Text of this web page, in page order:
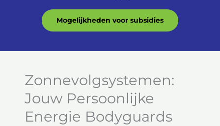
Mogelijkheden voor subsidies
Zonnevolgsystemen:
Jouw Persoonlijke
Energie Bodyguards